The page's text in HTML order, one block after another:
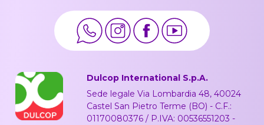
Dulcop International S.p.A.
Sede legale Via Lombardia 48, 40024
Castel San Pietro Terme (BO) - C.F.:
01170080376 / P.IVA: 00536551203 -